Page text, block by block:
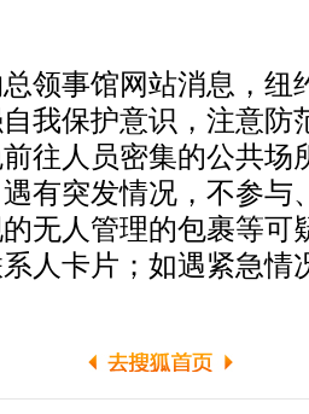
事馆网站消息，纽
我保护意识，注意防
往人员密集的公共场
有突发情况，不参与
无人管理的包裹等可
人卡片；如遇紧急情